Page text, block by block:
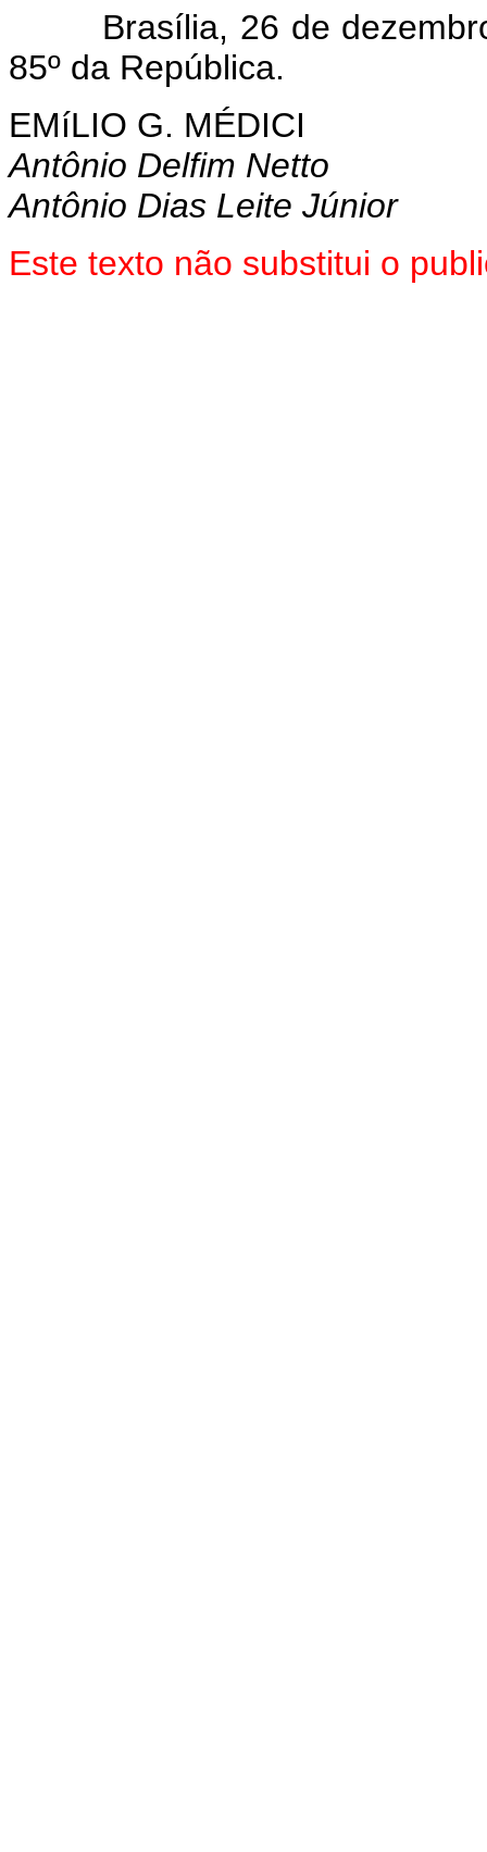
Brasília, 26 de dezembro
85º da República.
EMíLIO G. MÉDICI
Antônio Delfim Netto
Antônio Dias Leite Júnior
Este texto não substitui o